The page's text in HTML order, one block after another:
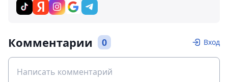
Комментарии 0 Вход